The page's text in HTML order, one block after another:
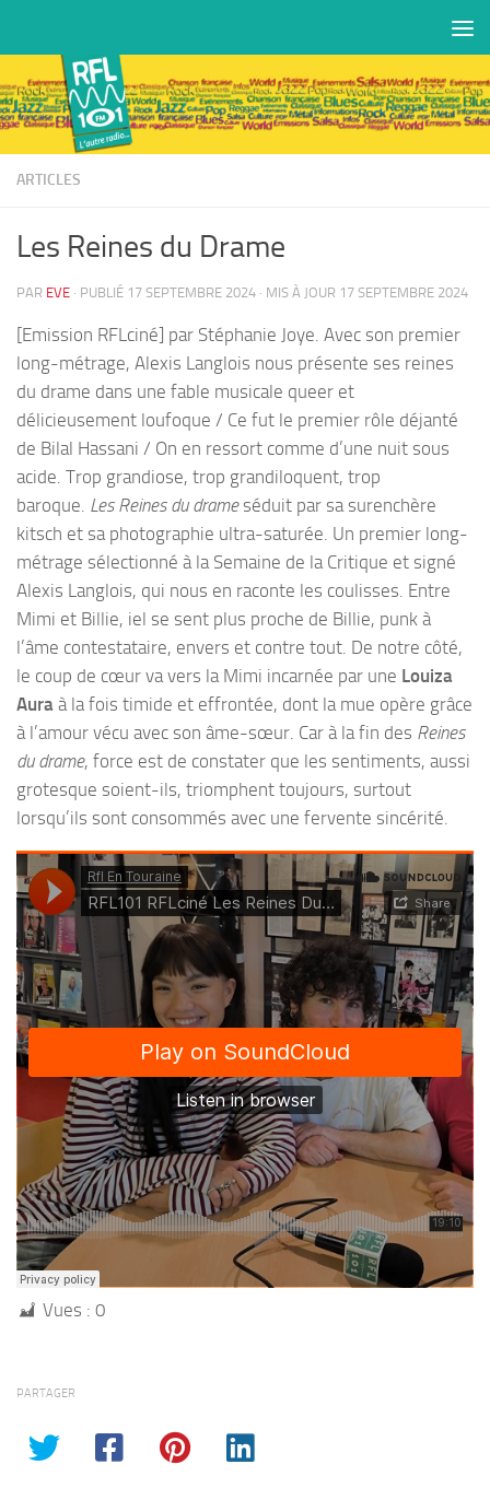
ARTICLES
Les Reines du Drame
PAR EVE · PUBLIÉ 17 SEPTEMBRE 2024 · MIS À JOUR 17 SEPTEMBRE 2024
[Emission RFLciné] par Stéphanie Joye. Avec son premier
long-métrage, Alexis Langlois nous présente ses reines
du drame dans une fable musicale queer et
délicieusement loufoque / Ce fut le premier rôle déjanté
de Bilal Hassani / On en ressort comme d’une nuit sous
acide. Trop grandiose, trop grandiloquent, trop
baroque. Les Reines du drameséduit par sa surenchère
kitsch et sa photographie ultra-saturée. Un premier long-
métrage sélectionné à la Semaine de la Critique et signé
Alexis Langlois, qui nous en raconte les coulisses. Entre
Mimi et Billie, iel se sent plus proche de Billie, punk à
l’âme contestataire, envers et contre tout. De notre côté,
le coup de cœur va vers la Mimi incarnée par une Louiza
Aura à la fois timide et effrontée, dont la mue opère grâce
à l’amour vécu avec son âme-sœur. Car à la fin des Reines
du drame, force est de constater que les sentiments, aussi
grotesque soient-ils, triomphent toujours, surtout
lorsqu’ils sont consommés avec une fervente sincérité.
Vues : 0
PARTAGER